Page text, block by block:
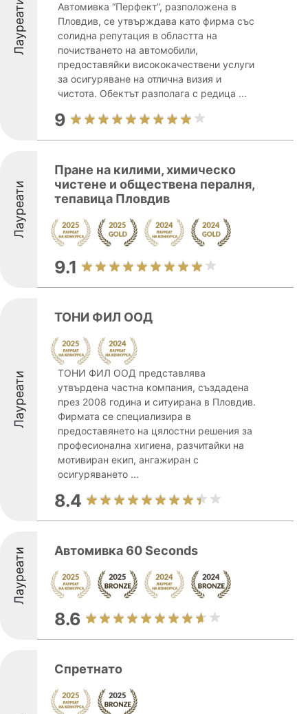
Лауреати
Автомивка “Перфект”, разположена в
Пловдив, се утвърждава като фирма със
солидна репутация в областта на
почистването на автомобили,
предоставяйки висококачествени услуги
за осигуряване на отлична визия и
чистота. Обектът разполага с редица ...
9
Лауреати
Пране на килими, химическо
чистене и обществена пералня,
тепавица Пловдив
9.1
Лауреати
ТОНИ ФИЛ ООД
ТОНИ ФИЛ ООД представлява
утвърдена частна компания, създадена
през 2008 година и ситуирана в Пловдив.
Фирмата се специализира в
предоставянето на цялостни решения за
професионална хигиена, разчитайки на
мотивиран екип, ангажиран с
осигуряването ...
8.4
Лауреати Автомивка 60 Seconds
8.6
Спретнато